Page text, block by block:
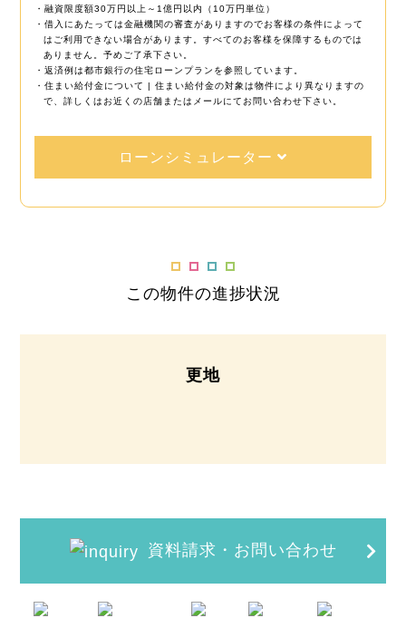
・融資限度額30万円以上～1億円以内（10万円単位）
・借入にあたっては金融機関の審査がありますのでお客様の条件によって
はご利用できない場合があります。すべてのお客様を保障するものでは
ありません。予めご了承下さい。
・返済例は都市銀行の住宅ローンプランを参照しています。
・住まい給付金について | 住まい給付金の対象は物件により異なりますの
で、詳しくはお近くの店舗またはメールにてお問い合わせ下さい。
ローンシミュレーター
この物件の進捗状況
更地
資料請求・お問い合わせ